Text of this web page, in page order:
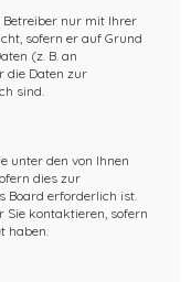
Betreiber nur mit Ihrer
sofern er auf Grund
(z. B. an
die Daten zur
sind.
unter den von Ihnen
dies zur
Board erforderlich ist.
Sie kontaktieren, sofern
haben.